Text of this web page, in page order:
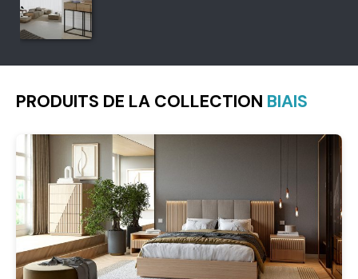
PRODUITS DE LA COLLECTION BIAIS